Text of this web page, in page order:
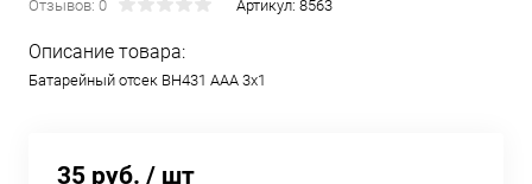
Отзывов: 0 Артикул: 8563
Описание товара:
Батарейный отсек BH431 AAA 3x1
35 руб. / шт